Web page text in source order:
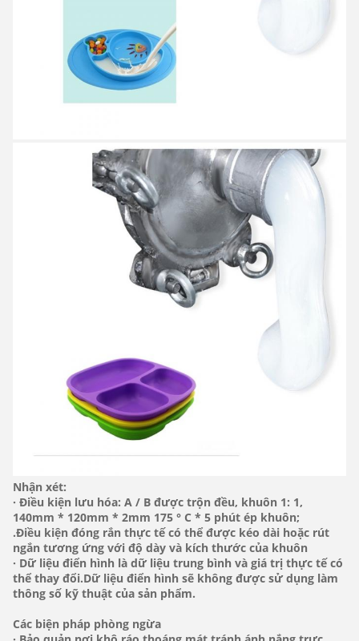
Nhận xét:
· Điều kiện lưu hóa: A / B được trộn đều, khuôn 1: 1,
140mm * 120mm * 2mm 175 ° C * 5 phút ép khuôn;
.Điều kiện đóng rắn thực tế có thể được kéo dài hoặc rút
ngắn tương ứng với độ dày và kích thước của khuôn
· Dữ liệu điển hình là dữ liệu trung bình và giá trị thực tế có
thể thay đổi.Dữ liệu điển hình sẽ không được sử dụng làm
thông số kỹ thuật của sản phẩm.
Các biện pháp phòng ngừa